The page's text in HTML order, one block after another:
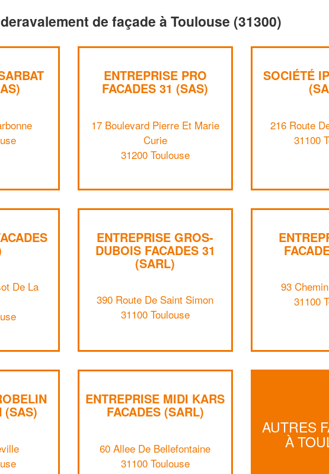
de façade à Toulouse (31300)
ENTREPRISE PRO
FACADES 31 (SAS)
17 Boulevard Pierre Et Marie
Curie
31200 Toulouse
SOCIÉTÉ
216 Route
31100
De La
ENTREPRISE GROS-
DUBOIS FACADES 31
(SARL)
390 Route De Saint Simon
31100 Toulouse
93
31100
(SAS)
ENTREPRISE MIDI KARS
FACADES (SARL)
60 Allee De Bellefontaine
31100 Toulouse
AUTRES
À